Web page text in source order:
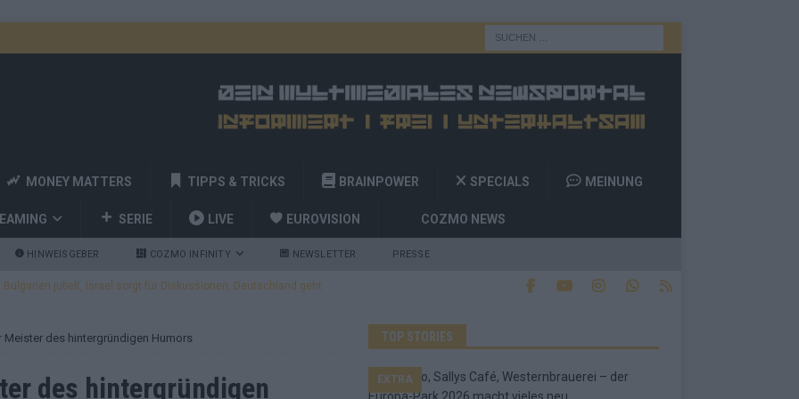
MONEY MATTERS TIPPS & TRICKS BRAINPOWER SPECIALS MEINUNG
SERIE LIVE EUROVISION COZMO NEWS
HINWEISGEBER COZMO INFINITY NEWSLETTER PRESSE
Bulgarien jubelt, Israel sorgt für Diskussionen, Deutschland geht
und Billy Joel – das ESC-Finale wird eine Party
Startreihenfolge steht, Deutschland singt als Zweites!
Meister des hintergründigen Humors
des hintergründigen
TOP STORIES
EXTRA